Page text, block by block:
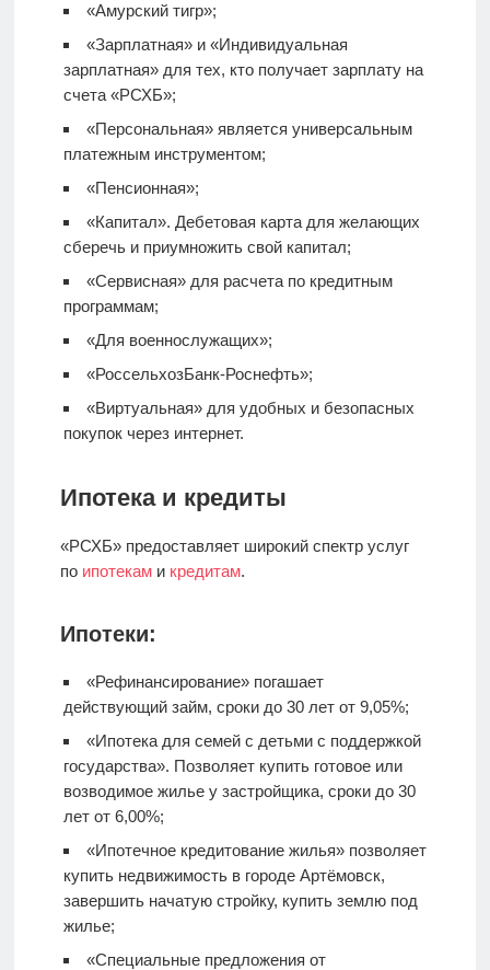
«Амурский тигр»;
«Зарплатная» и «Индивидуальная
зарплатная» для тех, кто получает зарплату на
счета «РСХБ»;
«Персональная» является универсальным
платежным инструментом;
«Пенсионная»;
«Капитал». Дебетовая картадля желающих
сберечь и приумножить свой капитал;
«Сервисная» для расчета по кредитным
программам;
«Для военнослужащих»;
«РоссельхозБанк-Роснефть»;
«Виртуальная» для удобных и безопасных
покупок через интернет.
Ипотека и кредиты
«РСХБ» предоставляет широкий спектр услуг
по ипотеками кредитам.
Ипотеки:
«Рефинансирование» погашает
действующий займ, сроки до 30 лет от 9,05%;
«Ипотека для семей с детьми с поддержкой
государства». Позволяет купить готовое или
возводимое жилье у застройщика, сроки до 30
лет от 6,00%;
«Ипотечное кредитование жилья» позволяет
купить недвижимость в городе Артёмовск,
завершить начатую стройку, купить землю под
жилье;
«Специальные предложения от